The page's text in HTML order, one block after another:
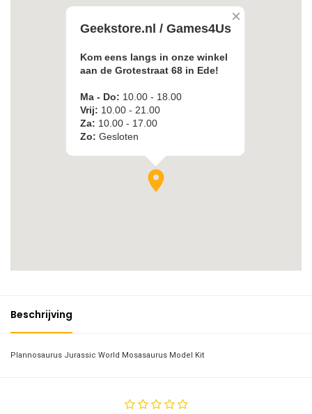
Beschrijving
Plannosaurus Jurassic World Mosasaurus Model Kit